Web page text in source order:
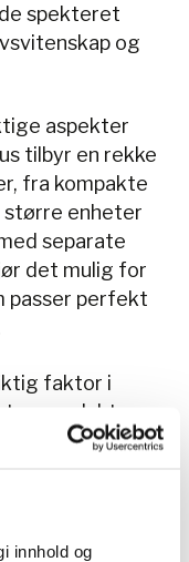
innhold og
spekteret
og
aspekter
tilbyr en rekke
fra kompakte
større enheter
separate
det mulig for
passer perfekt
faktor i
produkter er
og klare
øker